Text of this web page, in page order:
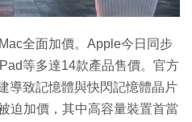
全面加價。Apple今日同步
等多達14款產品售價。官方
導致記憶體與快閃記憶體晶片
迫加價，其中高容量裝置首當